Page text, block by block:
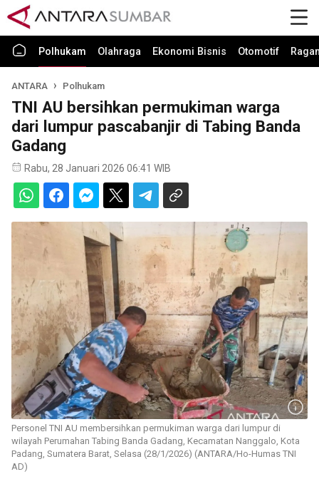
Polhukam Olahraga Ekonomi Bisnis Otomotif
ANTARA Polhukam
TNI AU bersihkan permukiman warga
dari lumpur pascabanjir di Tabing Banda
Gadang
Rabu, 28 Januari 2026 06:41 WIB
Personel TNI AU membersihkan permukiman warga dari lumpur di
wilayah Perumahan Tabing Banda Gadang, Kecamatan Nanggalo, Kota
Padang, Sumatera Barat, Selasa (28/1/2026) (ANTARA/Ho-Humas TNI
AD)